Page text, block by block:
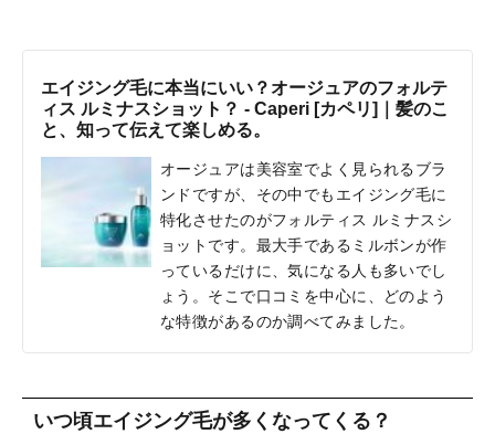
エイジング毛に本当にいい？オージュアのフォルテ
ィス ルミナスショット？ - Caperi [カペリ]｜髪のこ
と、知って伝えて楽しめる。
オージュアは美容室でよく見られるブラ
ンドですが、その中でもエイジング毛に
特化させたのがフォルティス ルミナスシ
ョットです。最大手であるミルボンが作
っているだけに、気になる人も多いでし
ょう。そこで口コミを中心に、どのよう
な特徴があるのか調べてみました。
いつ頃エイジング毛が多くなってくる？